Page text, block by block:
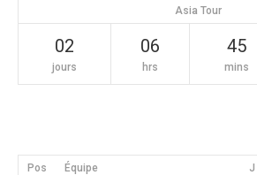
Asia Tour
02
jours
06
hrs
45
mins
Pos Équipe J